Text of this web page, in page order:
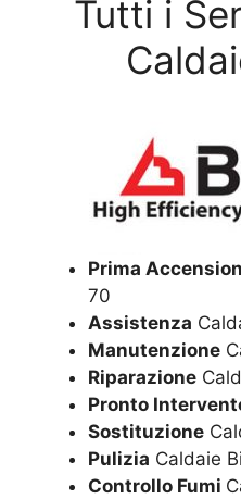
Tutti i
Prima
70
Assistenza
Manutenzione
Riparazione
Pronto
Sostituzione
Pulizia Caldaie
Controllo Fumi